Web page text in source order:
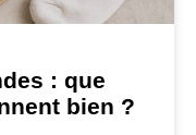
: que
bien ?